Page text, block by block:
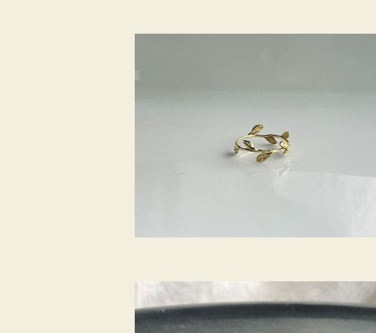
草冠 リング
¥5,280